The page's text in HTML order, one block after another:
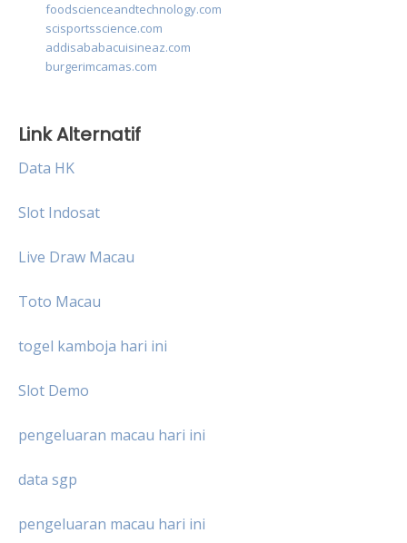
foodscienceandtechnology.com
scisportsscience.com
addisababacuisineaz.com
burgerimcamas.com
Link Alternatif
Data HK
Slot Indosat
Live Draw Macau
Toto Macau
togel kamboja hari ini
Slot Demo
pengeluaran macau hari ini
data sgp
pengeluaran macau hari ini